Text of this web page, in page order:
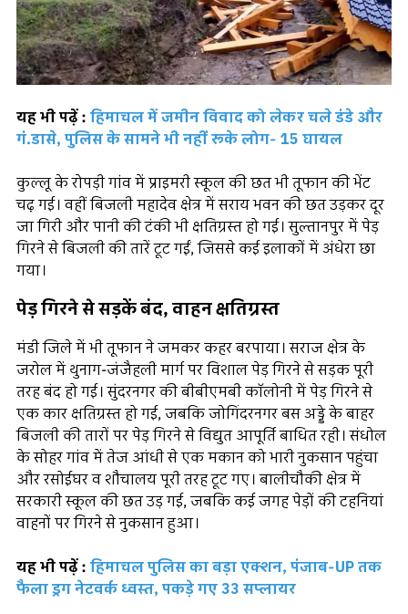
यह भी पढ़ें : हिमाचल में जमीन विवाद को लेकर चले डंडे और
गं.डासे, पुलिस के सामने भी नहीं रूके लोग- 15 घायल
कुल्लू के रोपड़ी गांव में प्राइमरी स्कूल की छत भी तूफान की भेंट
चढ़ गई। वहीं बिजली महादेव क्षेत्र में सराय भवन की छत उड़कर दूर
जा गिरी और पानी की टंकी भी क्षतिग्रस्त हो गई। सुल्तानपुर में पेड़
गिरने से बिजली की तारें टूट गईं, जिससे कई इलाकों में अंधेरा छा
गया।
पेड़ गिरने से सड़कें बंद, वाहन क्षतिग्रस्त
मंडी जिले में भी तूफान ने जमकर कहर बरपाया। सराज क्षेत्र के
जरोल में थुनाग-जंजैहली मार्ग पर विशाल पेड़ गिरने से सड़क पूरी
तरह बंद हो गई। सुंदरनगर की बीबीएमबी कॉलोनी में पेड़ गिरने से
एक कार क्षतिग्रस्त हो गई, जबकि जोगिंदरनगर बस अड्डे के बाहर
बिजली की तारों पर पेड़ गिरने से विद्युत आपूर्ति बाधित रही। संधोल
के सोहर गांव में तेज आंधी से एक मकान को भारी नुकसान पहुंचा
और रसोईघर व शौचालय पूरी तरह टूट गए। बालीचौकी क्षेत्र में
सरकारी स्कूल की छत उड़ गई, जबकि कई जगह पेड़ों की टहनियां
वाहनों पर गिरने से नुकसान हुआ।
यह भी पढ़ें : हिमाचल पुलिस का बड़ा एक्शन, पंजाब-UP तक
फैला ड्रग नेटवर्क ध्वस्त, पकड़े गए 33 सप्लायर